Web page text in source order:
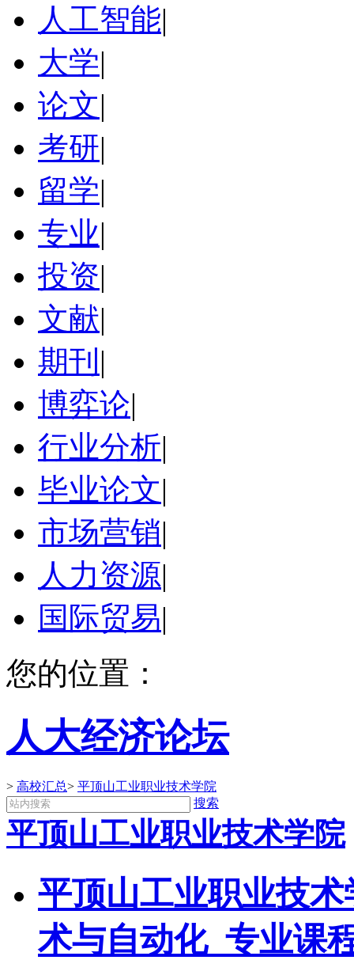
人工智能|
大学|
论文|
考研|
留学|
专业|
投资|
文献|
期刊 |
博弈论|
行业分析|
毕业论文|
市场营销|
人力资源|
国际贸易|
您的位置：
人大经济论坛
> 高校汇总> 平顶山工业职业技术学院
搜索
平顶山工业职业技术学院
平顶山工业职业技
术与自动化_专业课